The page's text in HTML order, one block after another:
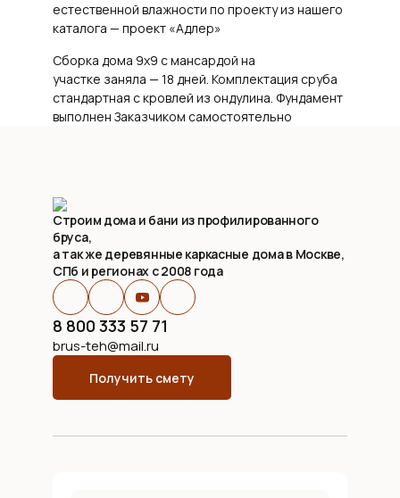
естественной влажности по проекту из нашего
каталога — проект «Адлер»
Сборка дома 9х9 с мансардой на
участке заняла — 18 дней. Комплектация сруба
стандартная с кровлей из ондулина. Фундамент
выполнен Заказчиком самостоятельно
Строим дома и бани из профилированного
бруса,
а так же деревянные каркасные дома в Москве,
СПб и регионах с 2008 года
8 800 333 57 71
brus-teh@mail.ru
Получить смету